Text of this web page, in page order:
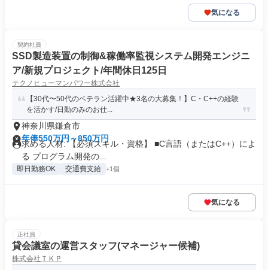
気になる
契約社員
SSD製造装置の制御&稼働率監視システム開発エンジニ
ア/新規プロジェクト/年間休日125日
テクノヒューマンパワー株式会社
【30代〜50代のベテラン活躍中★3名の大募集！】C・C++の経験
を活かす/日勤のみのお仕...
神奈川県鎌倉市
年俸550万円～850万円
求める人材: 【必須スキル・資格】 ■C言語（またはC++）によ
る プログラム開発の...
即日勤務OK 交通費支給 +1個
気になる
正社員
貸会議室の運営スタッフ(マネージャー候補)
株式会社ＴＫＰ